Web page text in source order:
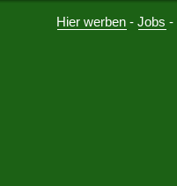
Hier werben -Jobs -